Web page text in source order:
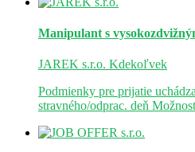
Manipulant s
JAREK s.r.o. Kdekoľvek
Podmienky pre prijatie
stravného/odprac. deň